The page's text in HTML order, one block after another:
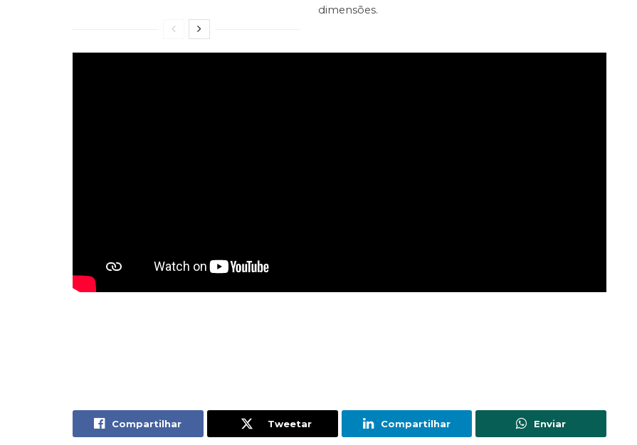
dimensões.
Compartilhar Tweetar Compartilhar Enviar